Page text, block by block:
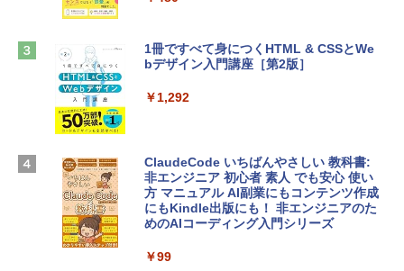
￥2,952
スプレイ、16GBユニファイドメモリ、51
2GB SSDストレージ、12MPセンターフ
レームカメラ、日本語キーボード、Touc
h ID - ミッドナイト
4(最新 永続版)|オンラインコード版|Wind
Robloxギフトカード - 2,000 Robux 【限
定バーチャルアイテムを含む】 【オンラ
インゲームコード】 ロブロックス | オン
1冊ですべて身につくHTML & CSSとWe
bデザイン入門講座［第2版］
￥1,292
ClaudeCode いちばんやさしい 教科書:
非エンジニア 初心者 素人 でも安心 使い
方 マニュアル AI副業にもコンテンツ作成
にもKindle出版にも！ 非エンジニアのた
めのAIコーディング入門シリーズ
￥99